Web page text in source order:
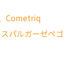
Cometriq
パルガーゼペゴ